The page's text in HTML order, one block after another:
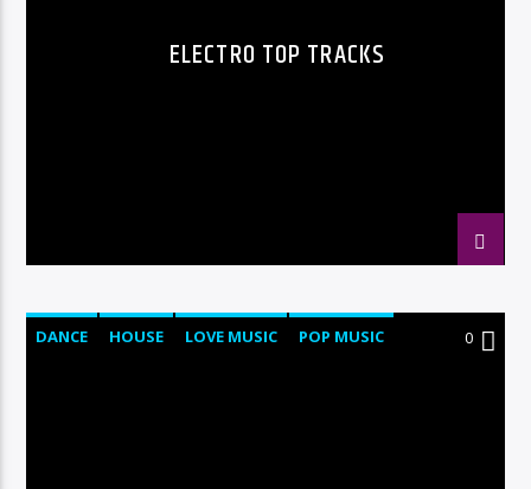
ELECTRO TOP TRACKS
DANCE HOUSE LOVE MUSIC POP MUSIC 0